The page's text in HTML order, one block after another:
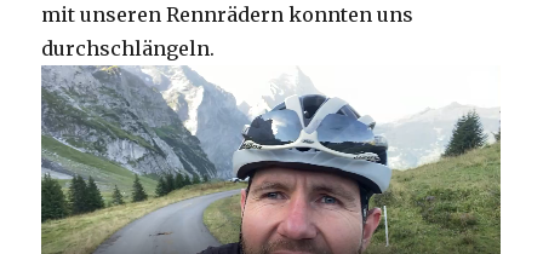
mit unseren Rennrädern konnten uns
durchschlängeln.